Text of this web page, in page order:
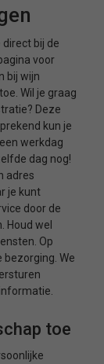
bij de
voor
bij wijn
Wil je graag
Deze
kun je
werkdag
dag nog!
adres
je kunt
door de
Houd wel
Op
We
toe